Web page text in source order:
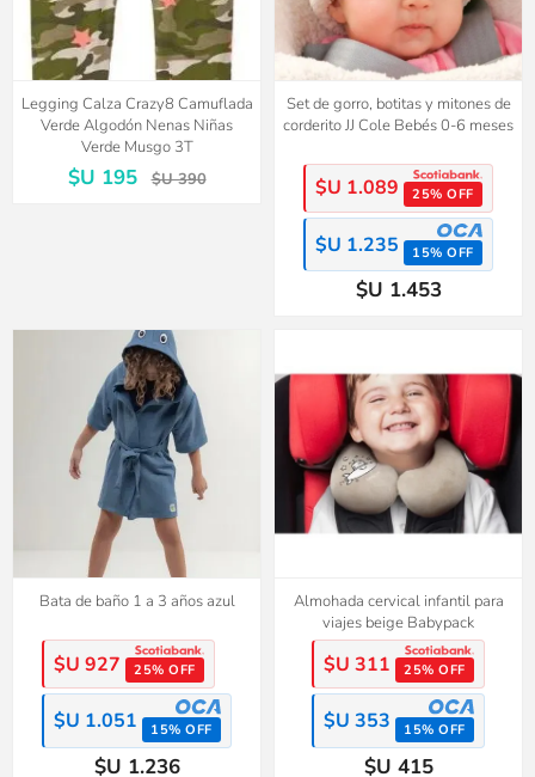
Legging Calza Crazy8 Camuflada
Verde Algodón Nenas Niñas
Verde Musgo 3T
$U 195 $U 390
Set de gorro, botitas y mitones de
corderito JJ Cole Bebés 0-6 meses
$U 1.089 25% OFF
$U 1.235 15% OFF
$U 1.453
Bata de baño 1 a 3 años azul
$U 927 25% OFF
$U 1.051 15% OFF
$U 1.236
Almohada cervical infantil para
viajes beige Babypack
$U 311 25% OFF
$U 353 15% OFF
$U 415